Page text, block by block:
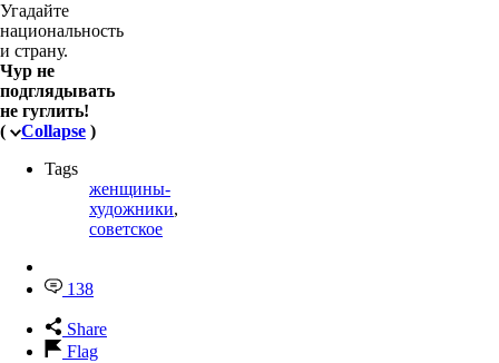
Угадайте
национальность
и страну.
Чур не
подглядывать
не гуглить!
(
Collapse )
Tags
женщины-
художники,
советское
138
Share
Flag